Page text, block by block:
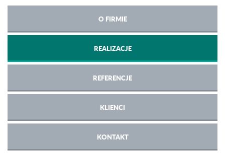
O FIRMIE
REALIZACJE
REFERENCJE
KLIENCI
KONTAKT